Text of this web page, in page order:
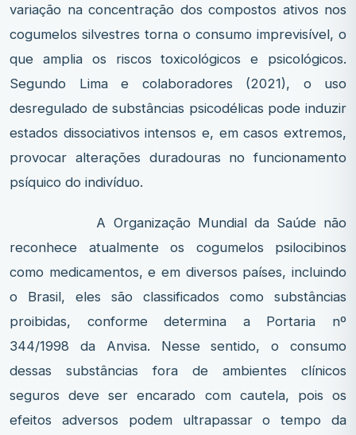
variação na concentração dos compostos ativos nos
cogumelos silvestres torna o consumo imprevisível, o
que amplia os riscos toxicológicos e psicológicos.
Segundo Lima e colaboradores (2021), o uso
desregulado de substâncias psicodélicas pode induzir
estados dissociativos intensos e, em casos extremos,
provocar alterações duradouras no funcionamento
psíquico do indivíduo.
A Organização Mundial da Saúde não
reconhece atualmente os cogumelos psilocibinos
como medicamentos, e em diversos países, incluindo
o Brasil, eles são classificados como substâncias
proibidas, conforme determina a Portaria nº
344/1998 da Anvisa. Nesse sentido, o consumo
dessas substâncias fora de ambientes clínicos
seguros deve ser encarado com cautela, pois os
efeitos adversos podem ultrapassar o tempo da